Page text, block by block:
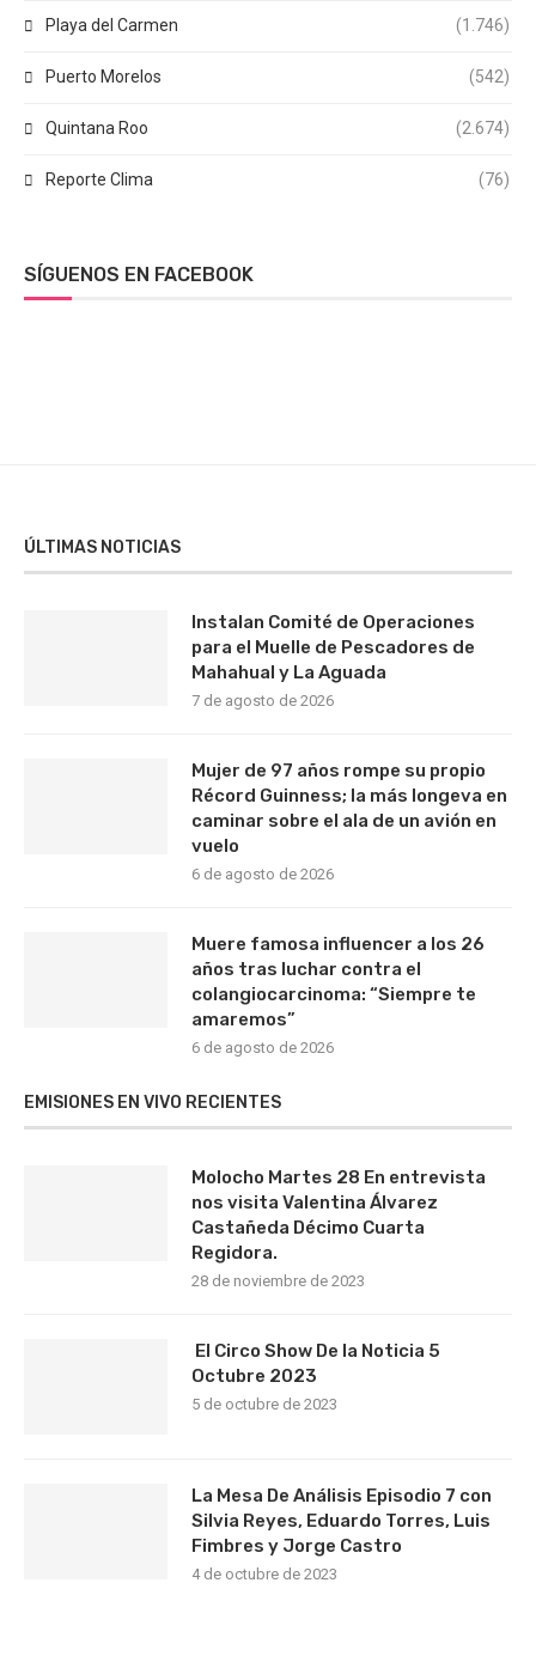
Playa del Carmen (1.746)
Puerto Morelos (542)
Quintana Roo (2.674)
Reporte Clima (76)
SÍGUENOS EN FACEBOOK
ÚLTIMAS NOTICIAS
Instalan Comité de Operaciones
para el Muelle de Pescadores de
Mahahual y La Aguada
7 de agosto de 2026
Mujer de 97 años rompe su propio
Récord Guinness; la más longeva en
caminar sobre el ala de un avión en
vuelo
6 de agosto de 2026
Muere famosa influencer a los 26
años tras luchar contra el
colangiocarcinoma: “Siempre te
amaremos”
6 de agosto de 2026
EMISIONES EN VIVO RECIENTES
Molocho Martes 28 En entrevista
nos visita Valentina Álvarez
Castañeda Décimo Cuarta
Regidora.
28 de noviembre de 2023
El Circo Show De la Noticia 5
Octubre 2023
5 de octubre de 2023
La Mesa De Análisis Episodio 7 con
Silvia Reyes, Eduardo Torres, Luis
Fimbres y Jorge Castro
4 de octubre de 2023